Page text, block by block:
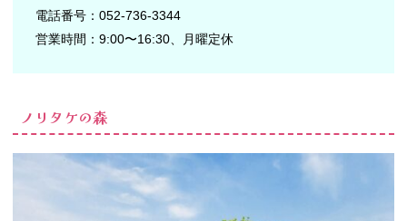
電話番号：052-736-3344
営業時間：9:00〜16:30、月曜定休
ノリタケの森